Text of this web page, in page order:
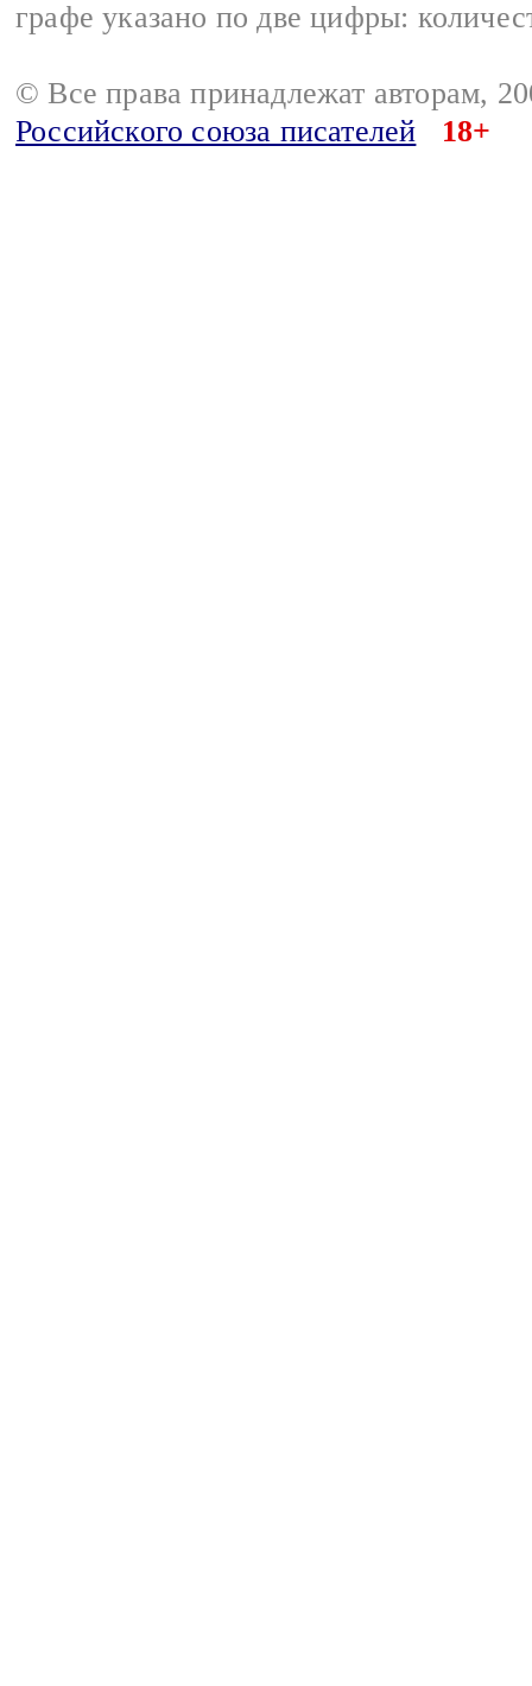
графе указано по две цифры:
© Все права принадлежат авторам,
Российского союза писателей
18+